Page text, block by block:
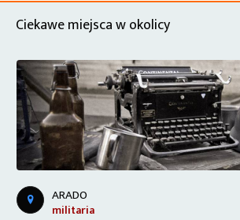
Ciekawe miejsca w okolicy
ARADO
militaria